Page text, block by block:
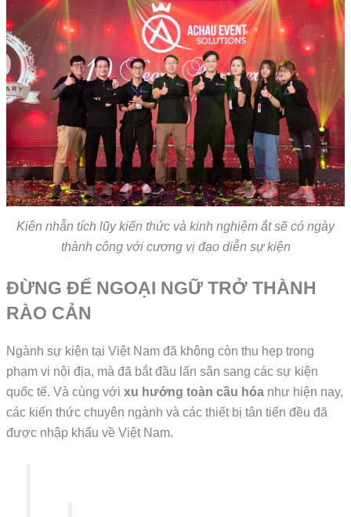
Kiên nhẫn tích lũy kiến thức và kinh nghiệm ắt sẽ có ngày
thành công với cương vị đạo diễn sự kiện
ĐỪNG ĐỂ NGOẠI NGỮ TRỞ THÀNH
RÀO CẢN
Ngành sự kiện tại Việt Nam đã không còn thu hẹp trong
phạm vi nội địa, mà đã bắt đầu lấn sân sang các sự kiện
quốc tế. Và cùng vớixu hướng toàn cầu hóa như hiện nay,
các kiến thức chuyên ngành và các thiết bị tân tiến đều đã
được nhập khẩu về Việt Nam.